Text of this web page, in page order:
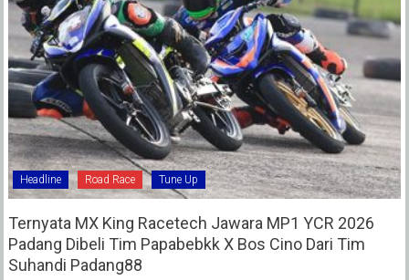
Headline Road Race Tune Up
Ternyata MX King Racetech Jawara MP1 YCR 2026
Padang Dibeli Tim Papabebkk X Bos Cino Dari Tim
Suhandi Padang88